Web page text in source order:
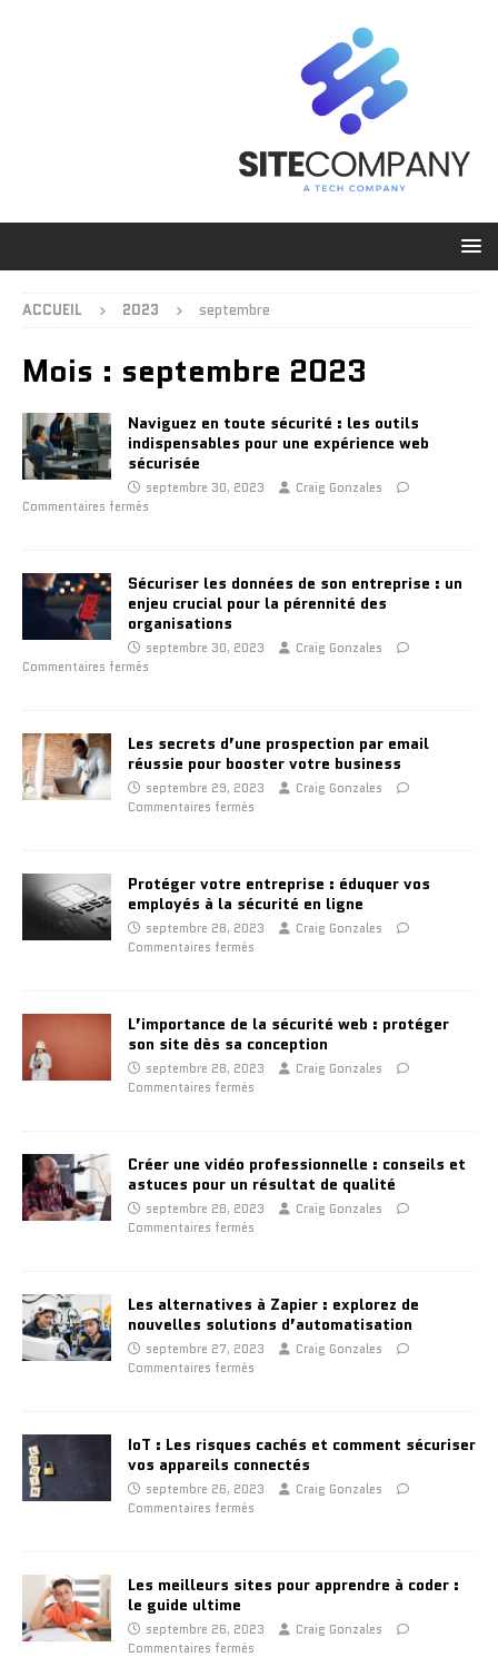
ACCUEIL 2023 septembre
Mois : septembre 2023
Naviguez en toute sécurité : les outils
indispensables pour une expérience web
sécurisée
septembre 30, 2023
Craig Gonzales
Commentaires fermés
Sécuriser les données de son entreprise : un
enjeu crucial pour la pérennité des
organisations
septembre 30, 2023
Craig Gonzales
Commentaires fermés
Les secrets d’une prospection par email
réussie pour booster votre business
septembre 29, 2023
Craig Gonzales
Commentaires fermés
Protéger votre entreprise : éduquer vos
employés à la sécurité en ligne
septembre 28, 2023
Craig Gonzales
Commentaires fermés
L’importance de la sécurité web : protéger
son site dès sa conception
septembre 28, 2023
Craig Gonzales
Commentaires fermés
Créer une vidéo professionnelle : conseils et
astuces pour un résultat de qualité
septembre 28, 2023
Craig Gonzales
Commentaires fermés
Les alternatives à Zapier : explorez de
nouvelles solutions d’automatisation
septembre 27, 2023
Craig Gonzales
Commentaires fermés
IoT : Les risques cachés et comment sécuriser
vos appareils connectés
septembre 26, 2023
Craig Gonzales
Commentaires fermés
Les meilleurs sites pour apprendre à coder :
le guide ultime
septembre 26, 2023
Craig Gonzales
Commentaires fermés